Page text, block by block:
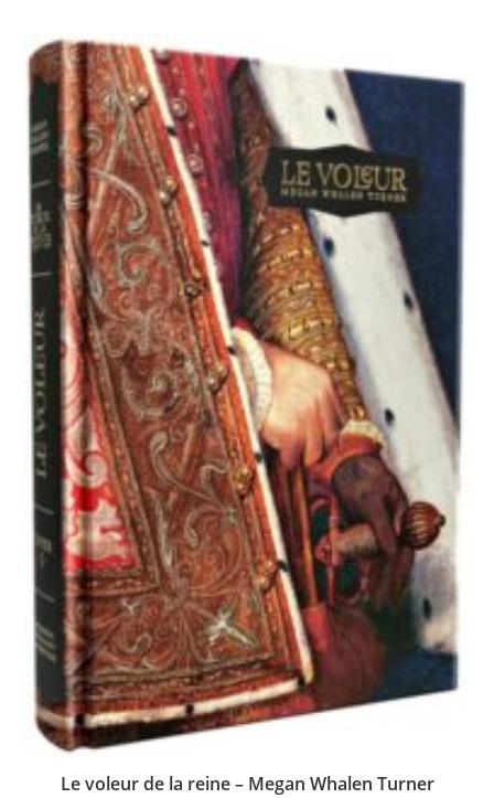
Le voleur de la reine – Megan Whalen Turner